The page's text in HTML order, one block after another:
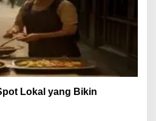
Lokal yang Bikin